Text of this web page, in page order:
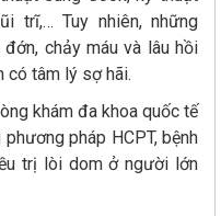
trĩ,… Tuy nhiên, những
chảy máu và lâu hồi
có tâm lý sợ hãi.
khám đa khoa quốc tế
pháp HCPT, bệnh
trị lòi dom ở người lớn